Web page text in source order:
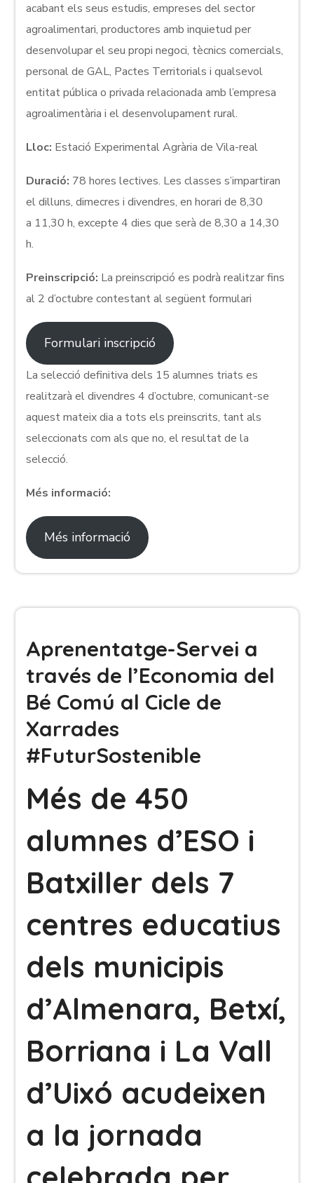
acabant els seus estudis, empreses del sector
agroalimentari, productores amb inquietud per
desenvolupar el seu propi negoci, tècnics comercials,
personal de GAL, Pactes Territorials i qualsevol
entitat pública o privada relacionada amb l’empresa
agroalimentària i el desenvolupament rural.
Lloc: Estació Experimental Agrària de Vila-real
Duració: 78 hores lectives. Les classes s’impartiran
el dilluns, dimecres i divendres, en horari de 8,30
a 11,30 h, excepte 4 dies que serà de 8,30 a 14,30
h.
Preinscripció: La preinscripció es podrà realitzar fins
al 2 d’octubre contestant al següent formulari
Formulari inscripció
La selecció definitiva dels 15 alumnes triats es
realitzarà el divendres 4 d’octubre, comunicant-se
aquest mateix dia a tots els preinscrits, tant als
seleccionats com als que no, el resultat de la
selecció.
Més informació:
Més informació
Aprenentatge-Servei a
través de l’Economia del
Bé Comú al Cicle de
Xarrades
#FuturSostenible
Més de 450
alumnes d’ESO i
Batxiller dels 7
centres educatius
dels municipis
d’Almenara, Betxí,
Borriana i La Vall
d’Uixó acudeixen
a la jornada